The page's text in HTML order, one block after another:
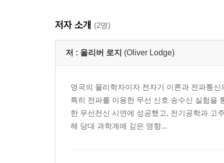
저자 소개 (2명)
저 : 올리버 로지 (Oliver Lodge)
영국의 물리학자이자 전자기 이론과 전파통
특히 전파를 이용한 무선 신호 송수신 실험을
한 무선전신 시연에 성공했고, 전기공학과 고
해 당대 과학계에 깊은 영향...